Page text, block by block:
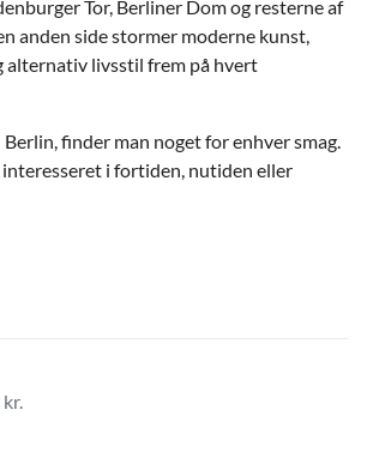
Tor, Berliner Dom og resterne af
anden side stormer moderne kunst,
alternativ livsstil frem på hvert
finder man noget for enhver smag.
interesseret i fortiden, nutiden eller